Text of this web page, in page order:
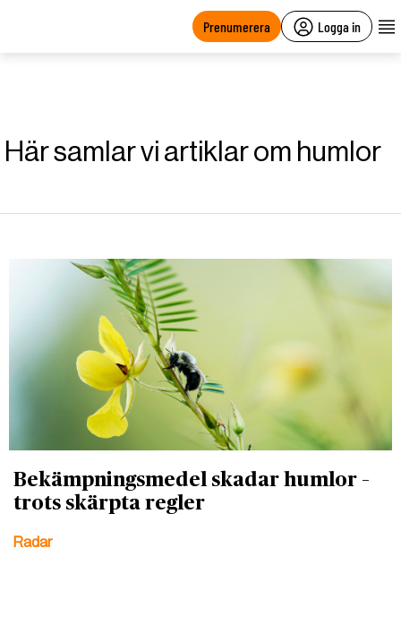
Prenumerera Logga in
Här samlar vi artiklar om humlor
Bekämpningsmedel skadar humlor –
trots skärpta regler
Radar